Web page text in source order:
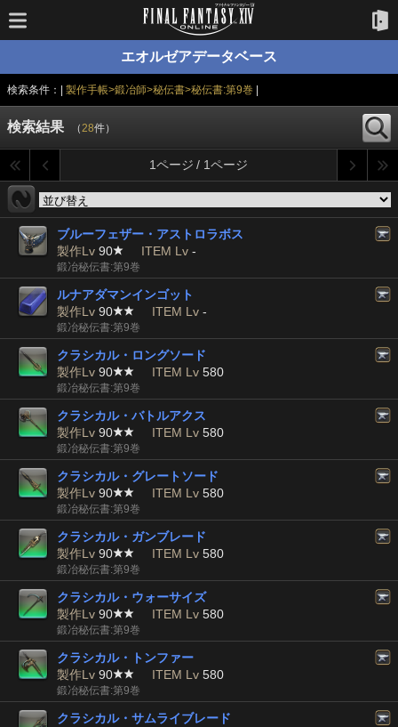
エオルゼアデータベース
検索条件：| 製作手帳>鍛冶師>秘伝書>秘伝書:第9巻
検索結果 （28件）
1ページ / 1ページ
ブルーフェザー・アストロラボス
製作Lv 90 ITEM Lv -
鍛冶秘伝書:第9巻
ルナアダマンインゴット
製作Lv 90 ITEM Lv -
鍛冶秘伝書:第9巻
クラシカル・ロングソード
製作Lv 90 ITEM Lv 580
鍛冶秘伝書:第9巻
クラシカル・バトルアクス
製作Lv 90 ITEM Lv 580
鍛冶秘伝書:第9巻
クラシカル・グレートソード
製作Lv 90 ITEM Lv 580
鍛冶秘伝書:第9巻
クラシカル・ガンブレード
製作Lv 90 ITEM Lv 580
鍛冶秘伝書:第9巻
クラシカル・ウォーサイズ
製作Lv 90 ITEM Lv 580
鍛冶秘伝書:第9巻
クラシカル・トンファー
製作Lv 90 ITEM Lv 580
鍛冶秘伝書:第9巻
クラシカル・サムライブレード